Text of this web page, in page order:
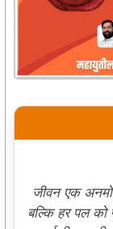
जीवन एक
बल्कि हर पल